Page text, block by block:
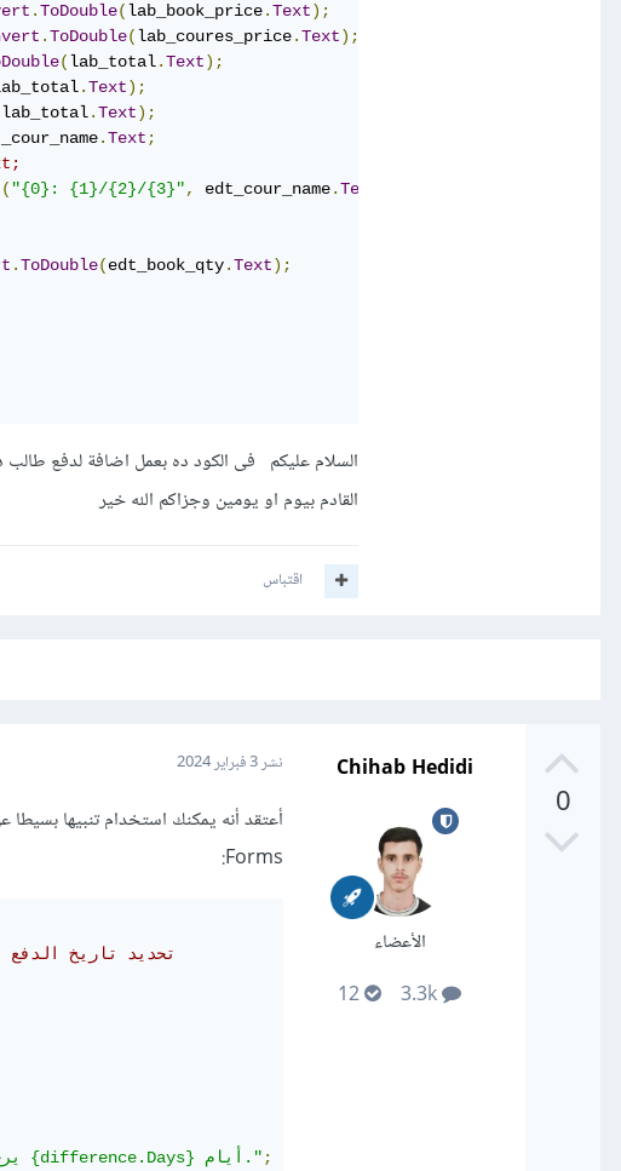
.ToDouble(lab_book_price.Text);
.ToDouble(lab_coures_price.Text);
(lab_total.Text);
.Text);
lab_total.Text);
.Text ;
( "{0}: {1}/{2}/{3}", edt_cour_name.Text
.ToDouble(edt_book_qty.Text);
السلام عليكم فى الكود ده بعمل اضافة لدفع
القادم بيوم او يومين وجزاكم الله خير
اقتباس
0
Chihab Hedidi
الأعضاء
نشر3 فبراير 2024
Forms:
// تحديد تاريخ الدفع
"يرجى التنبيه: موعد الدفع القادم في {difference.Days} أيام." ;